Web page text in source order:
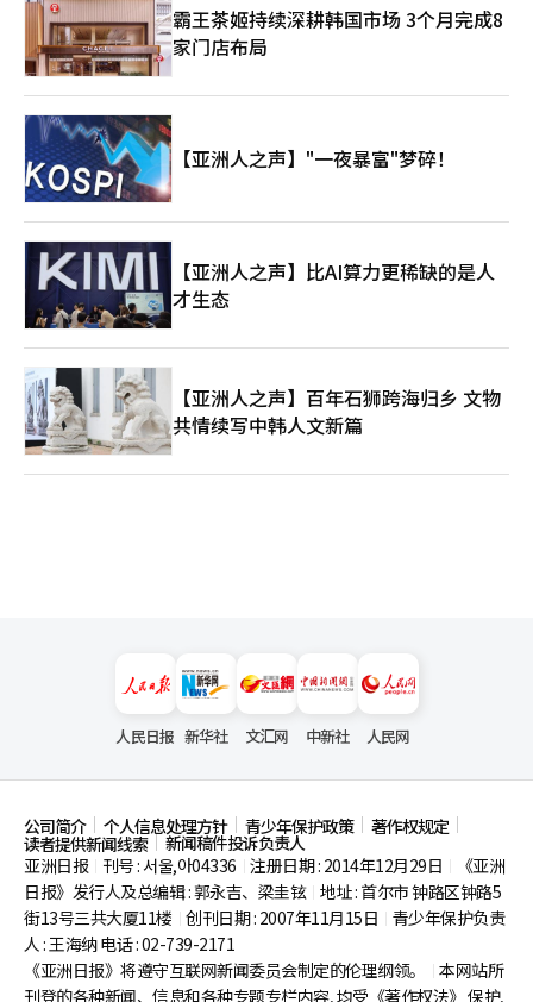
霸王茶姬持续深耕韩国市场 3个月完成8
家门店布局
【亚洲人之声】"一夜暴富"梦碎！
【亚洲人之声】比AI算力更稀缺的是人
才生态
【亚洲人之声】百年石狮跨海归乡 文物
共情续写中韩人文新篇
人民日报 新华社 文汇网 中新社 人民网
公司简介 个人信息处理方针 青少年保护政策 著作权规定
读者提供新闻线索
新闻稿件投诉负责人
亚洲日报
刊号 : 서울,아04336 注册日期 : 2014年12月29日
《亚洲
日报》发行人及总编辑 : 郭永吉、梁圭铉 地址 : 首尔市钟路区钟路5
街13号三共大厦11楼 创刊日期 : 2007年11月15日
青少年保护负责
人 : 王海纳 电话 : 02-739-2171
《亚洲日报》将遵守互联网新闻委员会制定的伦理纲领。
本网站所
刊登的各种新闻、信息和各种专题专栏内容, 均受《著作权法》 保护,